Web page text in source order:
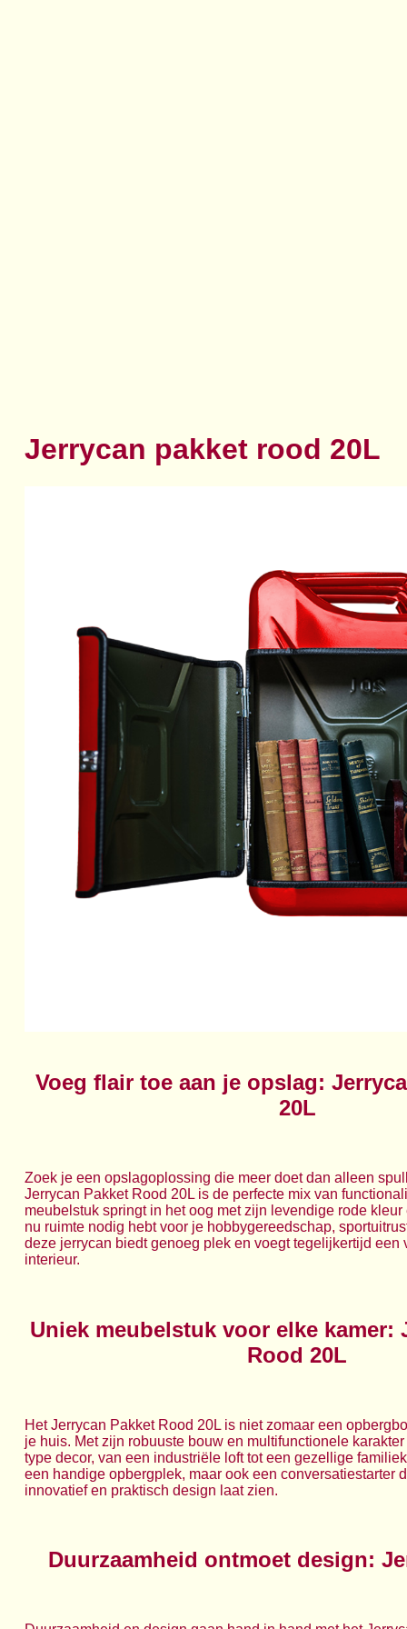
Jerrycan pakket rood 20L
Voeg flair toe aan je opslag:
20L
Zoek je een opslagoplossing die meer doet dan alleen
Jerrycan Pakket Rood 20L is de perfecte mix van
meubelstuk springt in het oog met zijn levendige rode
nu ruimte nodig hebt voor je hobbygereedschap,
deze jerrycan biedt genoeg plek en voegt tegelijkertijd een
interieur.
Uniek meubelstuk voor elke kamer:
Rood 20L
Het Jerrycan Pakket Rood 20L is niet zomaar een
je huis. Met zijn robuuste bouw en multifunctionele
type decor, van een industriële loft tot een gezellige
een handige opbergplek, maar ook een conversatiestarter
innovatief en praktisch design laat zien.
Duurzaamheid ontmoet design: